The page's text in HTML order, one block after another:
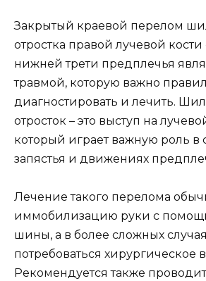
Закрытый краевой перелом
отростка правой лучевой
нижней трети предплечья
травмой, которую важно
диагностировать и лечить.
отросток – это выступ на
который играет важную роль в
запястья и движениях
Лечение такого перелома
иммобилизацию руки с
шины, а в более сложных
потребоваться хирургическое
Рекомендуется также